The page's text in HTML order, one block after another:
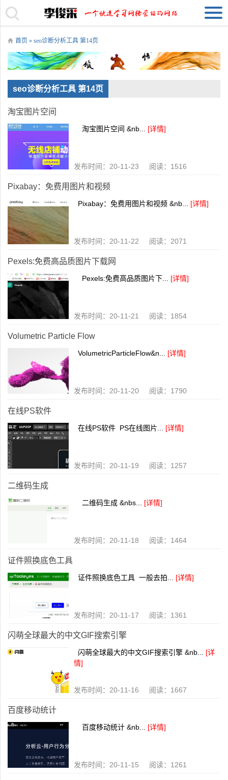
首页 » seo诊断分析工具 第14页
seo诊断分析工具 第14页
淘宝图片空间
淘宝图片空间 &nb... [详情]
发布时间：20-11-23 阅读：1516
Pixabay：免费用图片和视频
Pixabay：免费用图片和视频 &nb... [详情]
发布时间：20-11-22 阅读：2071
Pexels:免费高品质图片下载网
Pexels:免费高品质图片下... [详情]
发布时间：20-11-21 阅读：1854
Volumetric Particle Flow
VolumetricParticleFlow&n... [详情]
发布时间：20-11-20 阅读：1790
在线PS软件
在线PS软件 PS在线图片... [详情]
发布时间：20-11-19 阅读：1257
二维码生成
二维码生成 &nbs... [详情]
发布时间：20-11-18 阅读：1464
证件照换底色工具
证件照换底色工具 一般去拍... [详情]
发布时间：20-11-17 阅读：1361
闪萌全球最大的中文GIF搜索引擎
闪萌全球最大的中文GIF搜索引擎 &nb... [详
情]
发布时间：20-11-16 阅读：1667
百度移动统计
百度移动统计 &nb... [详情]
发布时间：20-11-15 阅读：1261